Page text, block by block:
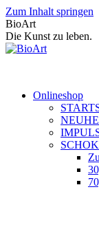
Zum Inhalt springen
BioArt
Die Kunst zu leben.
Onlineshop